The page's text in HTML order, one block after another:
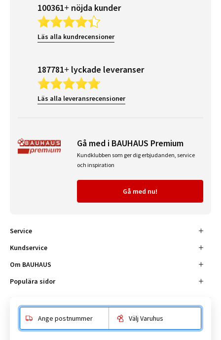
100361+ nöjda kunder
Läs alla kundrecensioner
187781+ lyckade leveranser
Läs alla leveransrecensioner
Gå med i BAUHAUS Premium
Kundklubben som ger dig erbjudanden, service
och inspiration
Gå med nu!
Service
Kundservice
Om BAUHAUS
Populära sidor
Ange postnummer Välj Varuhus